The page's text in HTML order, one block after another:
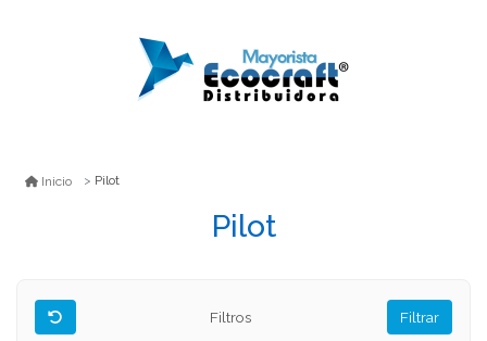
Inicio Pilot
Pilot
Filtros Filtrar